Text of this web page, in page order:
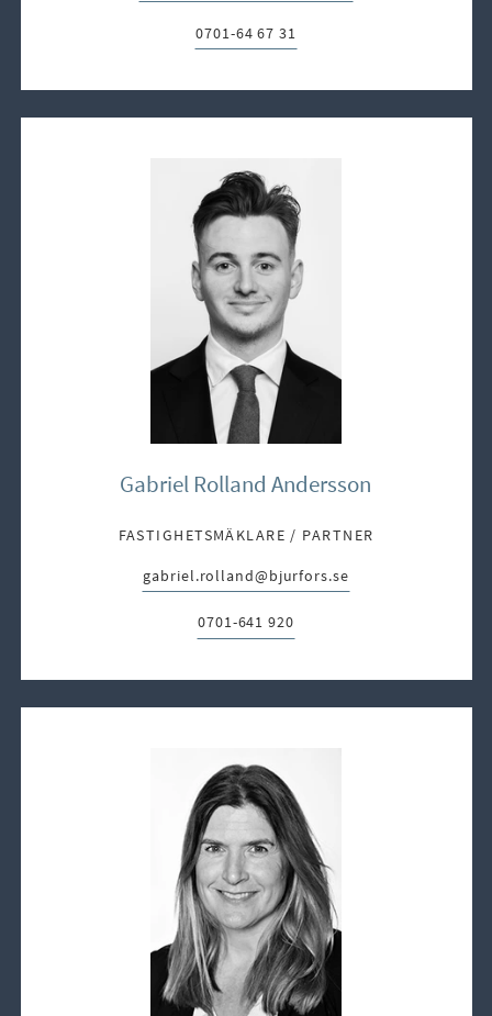
Telefon:
0701-64 67 31
Gabriel Rolland Andersson
FASTIGHETSMÄKLARE / PARTNER
E-post:
gabriel.rolland@bjurfors.se
Telefon:
0701-641 920